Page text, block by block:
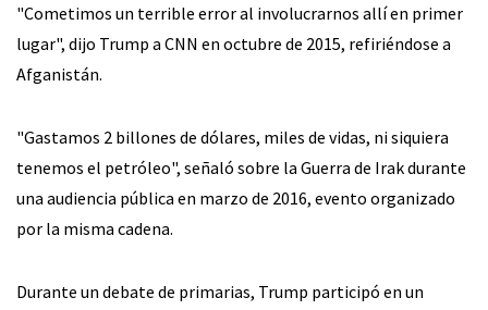
"Cometimos un terrible error al involucrarnos allí en primer
lugar", dijo Trump a CNN en octubre de 2015, refiriéndose a
Afganistán.
"Gastamos 2 billones de dólares, miles de vidas, ni siquiera
tenemos el petróleo", señaló sobre la Guerra de Irak durante
una audiencia pública en marzo de 2016, evento organizado
por la misma cadena.
Durante un debate de primarias, Trump participó en un